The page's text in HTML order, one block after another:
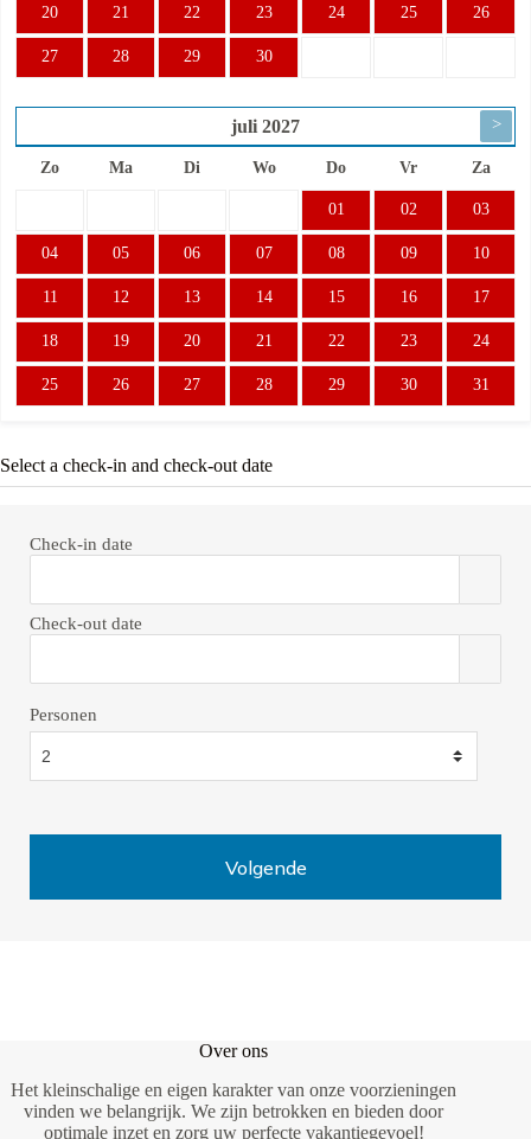
20 21 22 23 24 25 26
27 28 29 30
juli 2027 >
Zo Ma Di Wo Do Vr Za
01 02 03
04 05 06 07 08 09 10
11 12 13 14 15 16 17
18 19 20 21 22 23 24
25 26 27 28 29 30 31
Select a check-in and check-out date
Check-in date
Check-out date
Personen
Over ons
Het kleinschalige en eigen karakter van onze voorzieningen
vinden we belangrijk. We zijn betrokken en bieden door
optimale inzet en zorg uw perfecte vakantiegevoel!